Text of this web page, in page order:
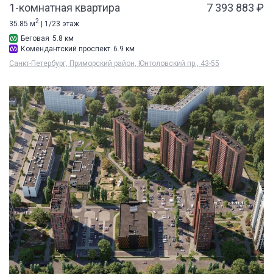
1-комнатная квартира 7 393 883 ₽
35.85 м2 | 1/23 этаж
Беговая 5.8 км
Комендантский проспект 6.9 км
Санкт-Петербург, Приморский район, Юнтоловский пр., 43-55